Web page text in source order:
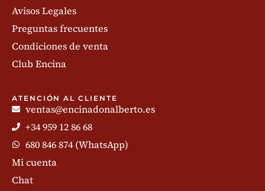
Avisos Legales
Preguntas frecuentes
Condiciones de venta
Club Encina
ATENCIÓN AL CLIENTE
ventas@encinadonalberto.es
+34 959 12 86 68
680 846 874 (WhatsApp)
Mi cuenta
Chat